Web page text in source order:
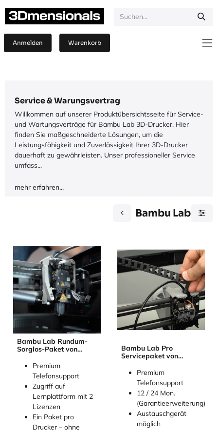
Anmelden Warenkorb
Service & Warungsvertrag
Willkommen auf unserer Produktübersichtsseite für Service-
und Wartungsverträge für Bambu Lab 3D-Drucker. Hier
finden Sie maßgeschneiderte Lösungen, um die
Leistungsfähigkeit und Zuverlässigkeit Ihrer 3D-Drucker
dauerhaft zu gewährleisten. Unser professioneller Service
umfass...
mehr erfahren...
Bambu Lab
Bambu Lab Rundum-
Sorglos-Paket von
Premium
Telefonsupport
Zugriff auf
Lernplattform mit 2
Lizenzen
Ein Paket pro
Drucker – ohne
Bambu Lab Pro
Servicepaket von
Premium
Telefonsupport
12 / 24 Mon.
(Garantieerweiterung)
Austauschgerät
möglich